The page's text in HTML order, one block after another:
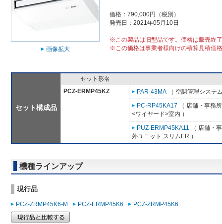
画像拡大
価格：790,000円（税別）
発売日：2021年05月10日
※この製品は旧型品です。価格は販売終
※この価格は事業者様向けの積算見積価
セット構成品
セット形名
PCZ-ERMP45KZ
PAR-43MA （ 空調管理システ
PC-RP45KA17 （ 店舗・事務
<ワイヤード>室内 ）
PUZ-ERMP45KA11 （ 店舗・
外ユニット スリムER ）
機種ラインアップ
現行品
PCZ-ZRMP45K6-M PCZ-ERMP45K6 PCZ-ZRMP45K6